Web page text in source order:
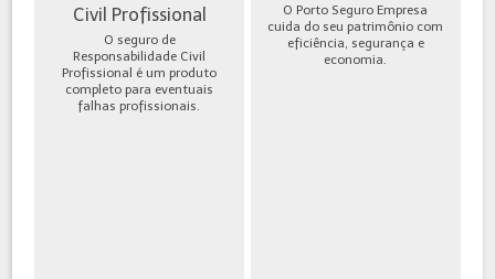
Civil Profissional
O seguro de
Responsabilidade Civil
Profissional é um produto
completo para eventuais
falhas profissionais.
O Porto Seguro Empresa
cuida do seu patrimônio com
eficiência, segurança e
economia.